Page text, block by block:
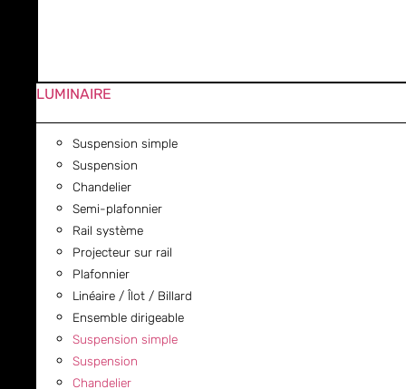
LUMINAIRE
Suspension simple
Suspension
Chandelier
Semi-plafonnier
Rail système
Projecteur sur rail
Plafonnier
Linéaire / Îlot / Billard
Ensemble dirigeable
Suspension simple
Suspension
Chandelier